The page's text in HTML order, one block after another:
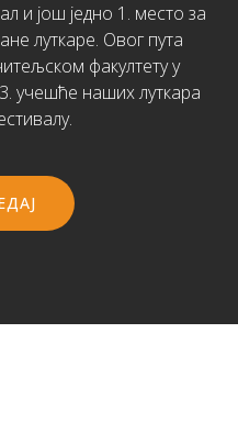
и још једно 1. место за
луткаре. Овог пута
факултету у
учешће наших луткара